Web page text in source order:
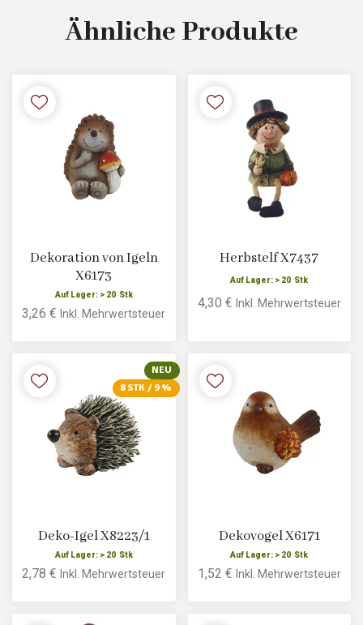
Ähnliche Produkte
Dekoration von Igeln
X6173
Auf Lager: > 20 Stk
3,26 €Inkl. Mehrwertsteuer
Herbstelf X7437
Auf Lager: > 20 Stk
4,30 € Inkl. Mehrwertsteuer
NEU
8 STK / 9 %
Deko-Igel X8223/1
Auf Lager: > 20 Stk
2,78 €Inkl. Mehrwertsteuer
Dekovogel X6171
Auf Lager: > 20 Stk
1,52 € Inkl. Mehrwertsteuer